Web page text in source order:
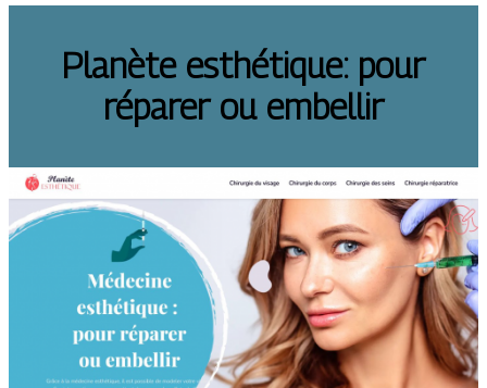
Planète esthétique: pour
réparer ou embellir